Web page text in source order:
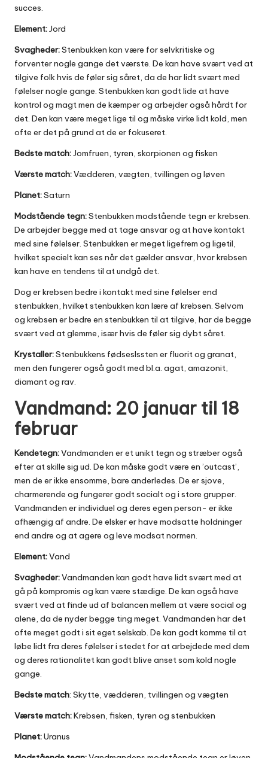
succes.
Element:Jord
Svagheder:Stenbukken kan være for selvkritiske og
forventer nogle gange det værste. De kan have svært ved at
tilgive folk hvis de føler sig såret, da de har lidt svært med
følelser nogle gange. Stenbukken kan godt lide at have
kontrol og magt men de kæmper og arbejder også hårdt for
det. Den kan være meget lige til og måske virke lidt kold, men
ofte er det på grund at de er fokuseret.
Bedste match:Jomfruen, tyren, skorpionen og fisken
Værste match:Vædderen, vægten, tvillingen og løven
Planet:Saturn
Modstående tegn:Stenbukken modstående tegn er krebsen.
De arbejder begge med at tage ansvar og at have kontakt
med sine følelser. Stenbukken er meget ligefrem og ligetil,
hvilket specielt kan ses når det gælder ansvar, hvor krebsen
kan have en tendens til at undgå det.
Dog er krebsen bedre i kontakt med sine følelser end
stenbukken, hvilket stenbukken kan lære af krebsen. Selvom
og krebsen er bedre en stenbukken til at tilgive, har de begge
svært ved at glemme, især hvis de føler sig dybt såret.
Krystaller:Stenbukkens fødseslssten er fluorit og granat,
men den fungerer også godt med bl.a. agat, amazonit,
diamant og rav.
Vandmand: 20 januar til 18
februar
Kendetegn:Vandmanden er et unikt tegn og stræber også
efter at skille sig ud. De kan måske godt være en ’outcast’,
men de er ikke ensomme, bare anderledes. De er sjove,
charmerende og fungerer godt socialt og i store grupper.
Vandmanden er individuel og deres egen person- er ikke
afhængig af andre. De elsker er have modsatte holdninger
end andre og at agere og leve modsat normen.
Element:Vand
Svagheder:Vandmanden kan godt have lidt svært med at
gå på kompromis og kan være stædige. De kan også have
svært ved at finde ud af balancen mellem at være social og
alene, da de nyder begge ting meget. Vandmanden har det
ofte meget godt i sit eget selskab. De kan godt komme til at
løbe lidt fra deres følelser i stedet for at arbejdede med dem
og deres rationalitet kan godt blive anset som kold nogle
gange.
Bedste match: Skytte, vædderen, tvillingen og vægten
Værste match:Krebsen, fisken, tyren og stenbukken
Planet:Uranus